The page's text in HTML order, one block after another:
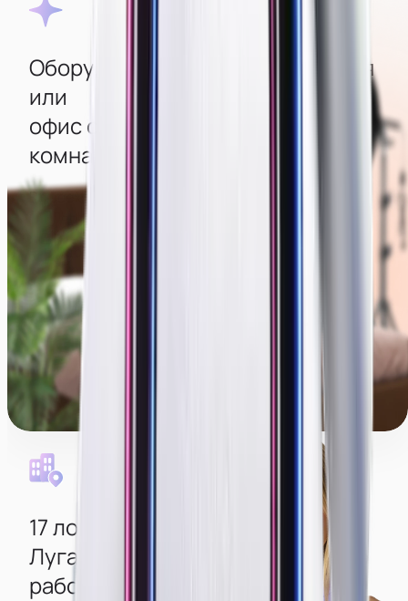
Оборудованная квартира‑студия
или
офис с изолированными
комнатами
Во всех комнатах создана атмосфера уюта, есть
стильный интерьер и мощные компьютеры с
большими современными мониторами
для удобства работы. Для качественной съемки
есть камеры, свет, дополнительная техника и
декор, создающие отличную картинку.
Смотреть фото мест →
17 локаций
в разных районах
Луганска
для удобной дороги до
работы из любого района